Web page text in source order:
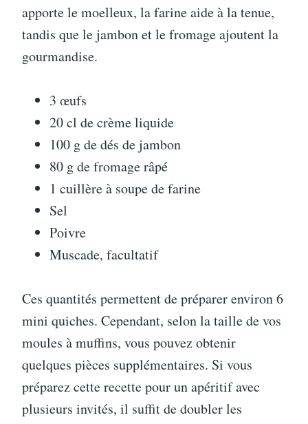
apporte le moelleux, la farine aide à la tenue,
tandis que le jambon et le fromage ajoutent la
gourmandise.
3 œufs
20 cl de crème liquide
100 g de dés de jambon
80 g de fromage râpé
1 cuillère à soupe de farine
Sel
Poivre
Muscade, facultatif
Ces quantités permettent de préparer environ 6
mini quiches. Cependant, selon la taille de vos
moules à muffins, vous pouvez obtenir
quelques pièces supplémentaires. Si vous
préparez cette recette pour un apéritif avec
plusieurs invités, il suffit de doubler les